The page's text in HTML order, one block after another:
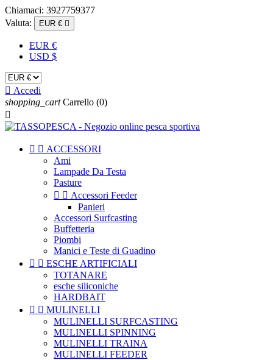
Chiamaci: 3927759377
Valuta:
EUR € 
EUR €
USD $
 Accedi
shopping_cart Carrello (0)

  ACCESSORI
Ami
Lampade Da Testa
Pasture
  Accessori Feeder
Panieri
Accessori Surfcasting
Buffetteria
Piombi
Manici e Teste di Guadino
  ESCHE ARTIFICIALI
TOTANARE
esche siliconiche
HARDBAIT
  MULINELLI
MULINELLI SURFCASTING
MULINELLI SPINNING
MULINELLI TRAINA
MULINELLI FEEDER